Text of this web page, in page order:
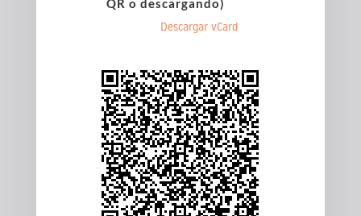
QR o descargando)
Descargar vCard